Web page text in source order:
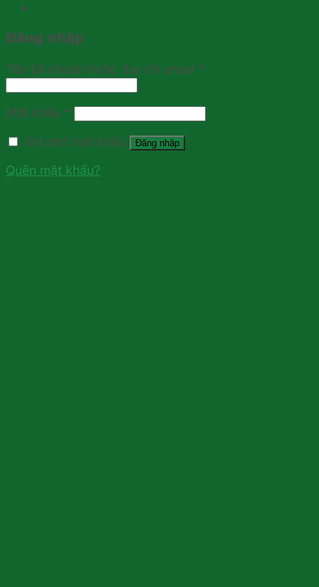
Đăng nhập
Tên tài khoản hoặc địa chỉ email *
Mật khẩu *
Ghi nhớ mật khẩu
Đăng nhập
Quên mật khẩu?